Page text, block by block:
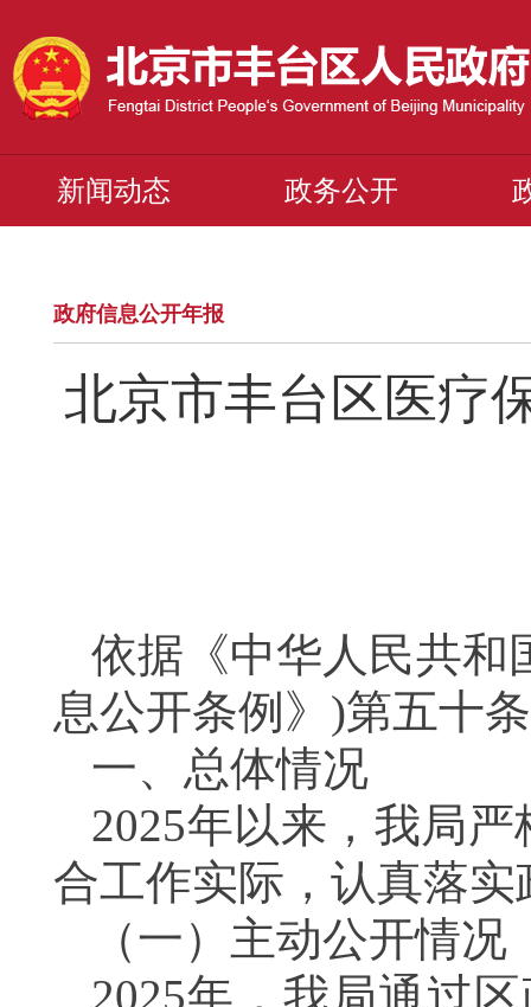
新闻动态 政务公开
政府信息公开年报
北京市丰台区医疗
依据《中华人民共和
息公开条例》 )第五十
一、总体情况
2025年以来，我局
合工作实际，认真落
（一）主动公开情况
2025年，我局通过